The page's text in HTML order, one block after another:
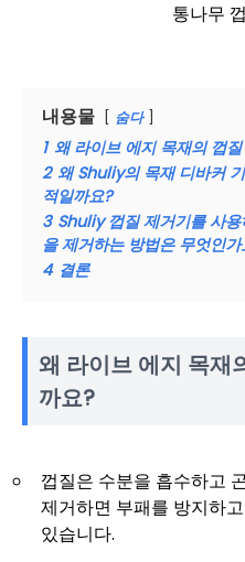
통나무
내용물 숨다
1 왜 라이브 에지 목재의 껍
2 왜 Shuliy의 목재 디바커
적일까요?
3 Shuliy 껍질 제거기를 사
을 제거하는 방법은 무엇인가
4 결론
왜 라이브 에지 목재
까요?
껍질은 수분을 흡수하고
제거하면 부패를 방지하
있습니다.